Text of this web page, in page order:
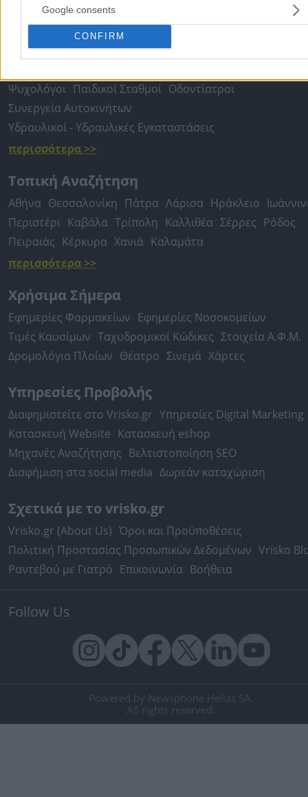
Google consents
CONFIRM
Αγρίνιο
Δημοφιλείς Αναζητήσεις
Ψυχολόγοι Παιδικοί Σταθμοί Οδοντίατροι
Συνεργεία Αυτοκινήτων
Υδραυλικοί - Υδραυλικές Εγκαταστάσεις
περισσότερα >>
Τοπική Αναζήτηση
Αθήνα Θεσσαλονίκη Πάτρα Λάρισα Ηράκλειο
Περιστέρι Καβάλα Τρίπολη Καλλιθέα Σέρρες Ρόδος
Πειραιάς Κέρκυρα Χανιά Καλαμάτα
περισσότερα >>
Χρήσιμα Σήμερα
Εφημερίες Φαρμακείων Εφημερίες Νοσοκομείων
Τιμές Καυσίμων Ταχυδρομικοί Κώδικες Στοιχεία Α.Φ.Μ.
Δρομολόγια Πλοίων Θέατρο Σινεμά Χάρτες
Υπηρεσίες Προβολής
Διαφημιστείτε στο Vrisko.gr Υπηρεσίες Digital Marketing
Κατασκευή Website Κατασκευή eshop
Μηχανές Αναζήτησης Βελτιστοποίηση SEO
Διαφήμιση στα social media Δωρεάν καταχώριση
Σχετικά με το vrisko.gr
Vrisko.gr (About Us) Όροι και Προϋποθέσεις
Πολιτική Προστασίας Προσωπικών Δεδομένων Vrisko
Ραντεβού με Γιατρό Επικοινωνία Βοήθεια
Follow Us
Powered by Newsphone Hellas SA.
All rights reserved.